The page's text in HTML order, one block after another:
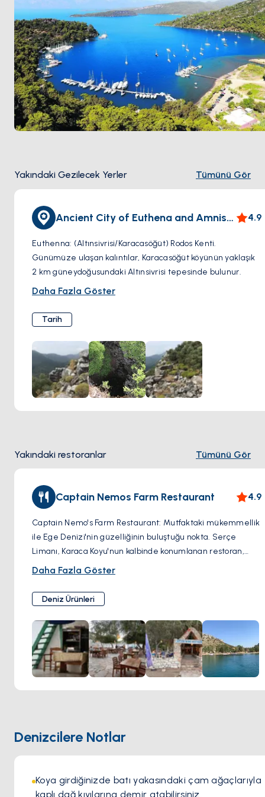
Yakındaki Gezilecek Yerler Tümünü Gör
Ancient City of Euthena and Amnistos 4.9
Euthenna: (Altınsivrisi/Karacasöğüt) Rodos Kenti.
Günümüze ulaşan kalıntılar, Karacasöğüt köyünün yaklaşık
2 km güneydoğusundaki Altınsivrisi tepesinde bulunur.
Tepeye yaklaştıkça kentin nekropolü (mezarlığı) ile
kent surlarının, kaya mezarlarının ve sarnıçların kalıntılarını
görebilirsiniz.
Amnistos: (Karacasöğüt) Karacasöğüt'ün yakınında bir başka
antik kent daha bulunuyor. Amnistos antik kenti kalıntıları,
köye yakın bir burun üzerinde yer alır. Kent surlarından ve
deniz kıyısındaki eski liman surundan kalıntılar günümüze
kadar ulaşmıştır.
Daha Fazla Göster
Tarih
Yakındaki restoranlar Tümünü Gör
Captain Nemos Farm Restaurant 4.9
Captain Nemo's Farm Restaurant: Mutfaktaki mükemmellik
ile Ege Denizi'nin güzelliğinin buluştuğu nokta. Serçe
Limanı, Karaca Koyu'nun kalbinde konumlanan restoran,
nefes kesen kıyı manzarasının ortasında gerçekten
yemek yemenin en önemli noktalarından biri, konukların
tekne ile gelip yemek masasından sadece birkaç adım
uzaklıktaki özel iskelelerine yanaşabilmeleridir.
Daha Fazla Göster
Deniz Ürünleri
Denizcilere Notlar
Koya girdiğinizde batı yakasındaki çam ağaçlarıyla
kaplı dağ kıyılarına demir atabilirsiniz.